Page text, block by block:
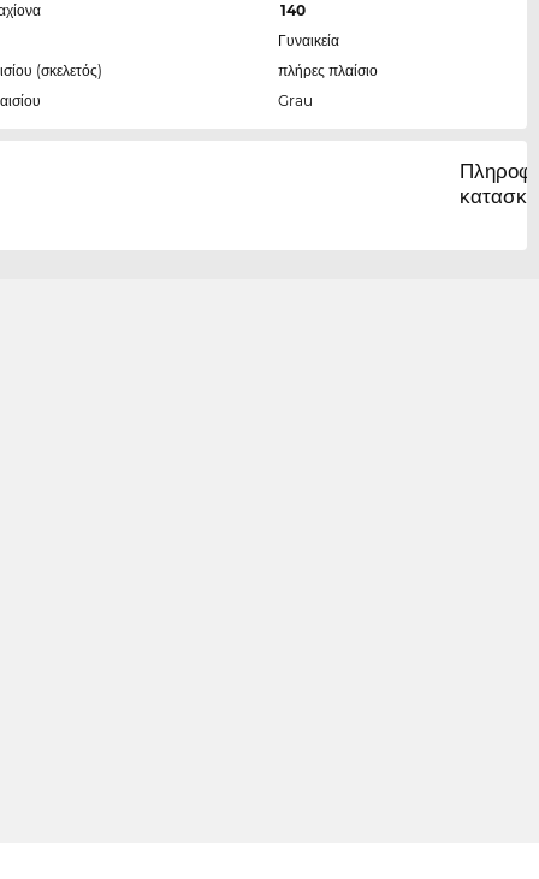
140
Γυναικεία
(σκελετός)
πλήρες πλαίσιο
Grau